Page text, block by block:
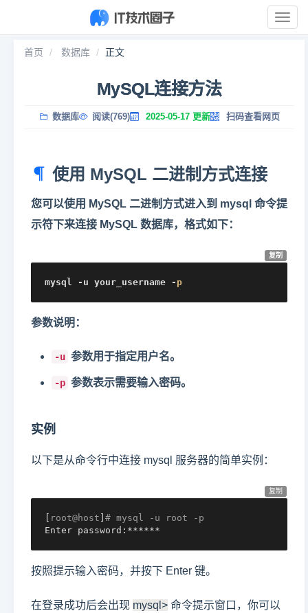
展
开
首页 数据库 正文
MySQL连接方法
数据库 阅读(769) 2025-05-17 更新 扫码查看网页
使用 MySQL 二进制方式连接
您可以使用 MySQL 二进制方式进入到 mysql 命令提
示符下来连接 MySQL 数据库，格式如下：
复制
mysql -u your_username - p
参数说明：
-u 参数用于指定用户名。
-p 参数表示需要输入密码。
实例
以下是从命令行中连接 mysql 服务器的简单实例：
复制
[ root@host ] # mysql -u root -p
Enter password:******
按照提示输入密码，并按下 Enter 键。
在登录成功后会出现 mysql> 命令提示窗口，你可以